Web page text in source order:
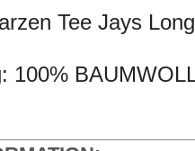
Tee Jays
100%